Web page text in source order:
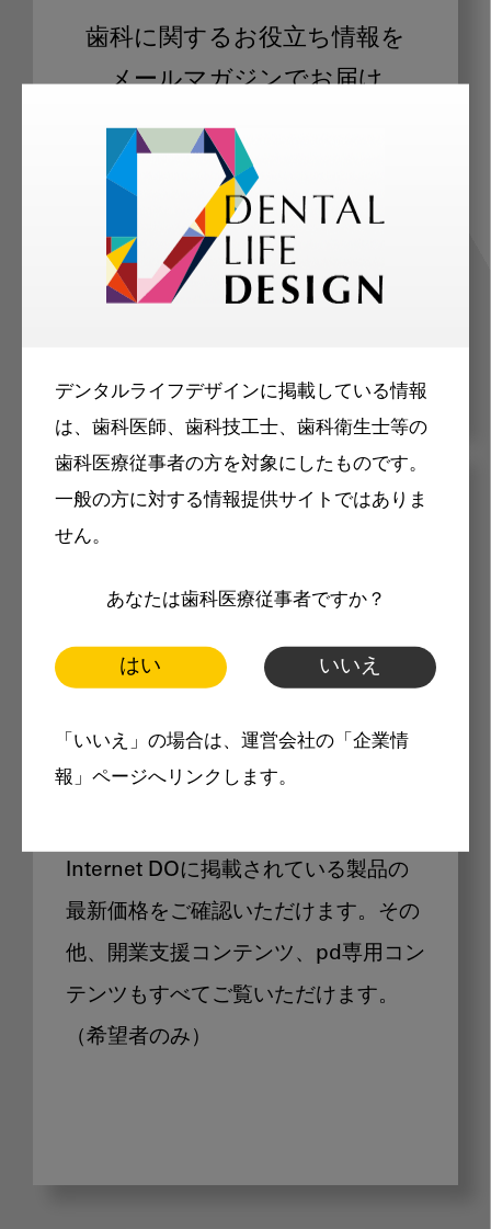
デンタルライフデザインに掲載している情報
は、歯科医師、歯科技工士、歯科衛生士等の
歯科医療従事者の方を対象にしたものです。
一般の方に対する情報提供サイトではありま
せん。
あなたは歯科医療従事者ですか？
はい いいえ
「いいえ」の場合は、運営会社の「企業情
報」ページへリンクします。
歯科に関するお役立ち情報を
メールマガジンでお届け
ご登録いただいた職種（歯科医師、歯
科衛生士、歯科技工士）に合わせた内
容のメールマガジンをお届けします。
メリット
製品価格も閲覧可能
Internet DOに掲載されている製品の
最新価格をご確認いただけます。その
他、開業支援コンテンツ、pd専用コン
テンツもすべてご覧いただけます。
（希望者のみ）